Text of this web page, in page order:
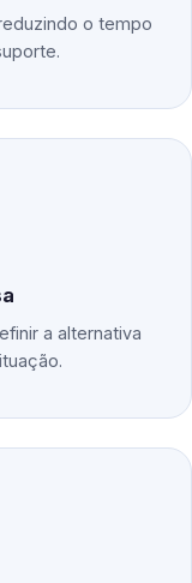
o tempo
a alternativa